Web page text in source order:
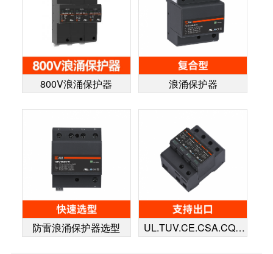
800V浪涌保护器 浪涌保护器
防雷浪涌保护器选型
UL.TUV.CE.CSA.CQC